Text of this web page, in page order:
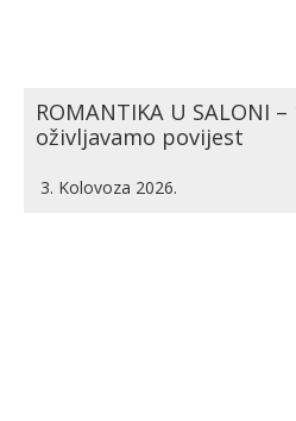
ROMANTIKA U SALONI
oživljavamo povijest
3. Kolovoza 2026.